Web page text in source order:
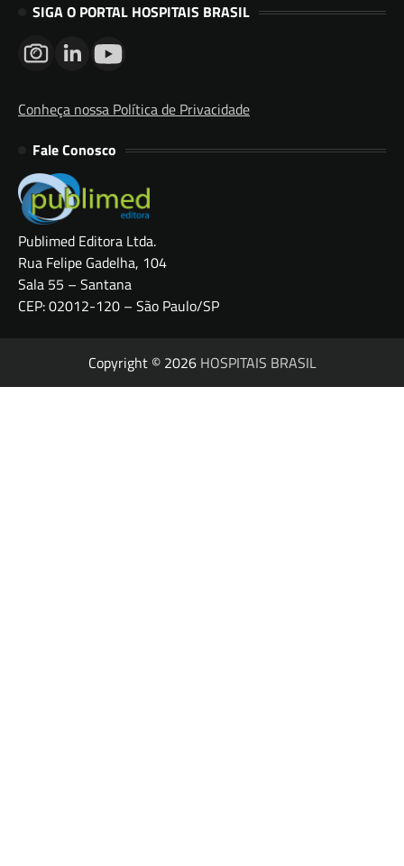
SIGA O PORTAL HOSPITAIS BRASIL
Conheça nossa Política de Privacidade
Fale Conosco
Publimed Editora Ltda.
Rua Felipe Gadelha, 104
Sala 55 – Santana
CEP: 02012-120 – São Paulo/SP
Copyright © 2026 HOSPITAIS BRASIL